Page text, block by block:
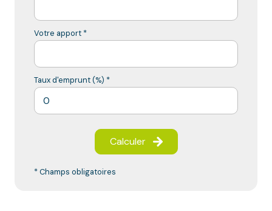
Votre apport *
Taux d'emprunt (%) *
Calculer
* Champs obligatoires